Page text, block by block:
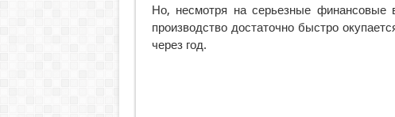
Но, несмотря на серьезные финансовые
производство достаточно быстро
через год.